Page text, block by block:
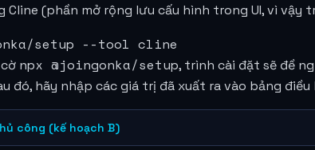
Cline (phần mở rộng lưu cấu hình trong UI, vì
setup --tool cline
npx @joingonka/setup, trình cài đặt sẽ đề
đó, hãy nhập các giá trị đã xuất ra vào bảng
công (kế hoạch B)